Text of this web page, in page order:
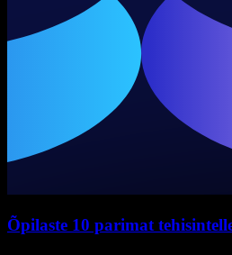
Õpilaste 10 parimat